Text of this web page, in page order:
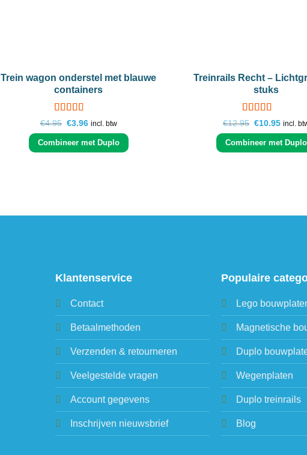
Trein wagon onderstel met blauwe
containers
Gewaardeerd
4.67uit 5
€4.95 Oorspronkelijke
prijs
was:
€4.95.
€3.96Huidige
prijs
is:
€3.96.
incl. btw
Combineer met Duplo
Treinrails Recht –
stuks
Gewaardeerd
5uit 5
€12.95
prijs
was:
€12.95.
€10.95
prijs
is:
€10.95.
incl.
Combineer met Duplo
Klantenservice
Contact
Betaalmethoden
Verzenden & retourneren
Veelgestelde vragen
Account gegevens
Inschrijven nieuwsbrief
Populaire
Lego
Magnetische
Duplo
Wegenplaten
Duplo treinrails
Blog